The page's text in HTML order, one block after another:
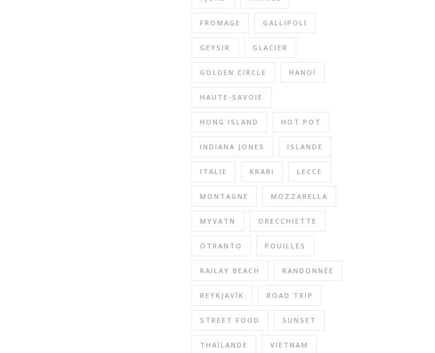
FROMAGE GALLIPOLI
GEYSIR GLACIER
GOLDEN CIRCLE HANOÏ
HAUTE-SAVOIE
HONG ISLAND HOT POT
INDIANA JONES ISLANDE
ITALIE KRABI LECCE
MONTAGNE MOZZARELLA
MYVATN ORECCHIETTE
OTRANTO POUILLES
RAILAY BEACH RANDONNÉE
REYKJAVÍK ROAD TRIP
STREET FOOD SUNSET
THAÏLANDE VIETNAM